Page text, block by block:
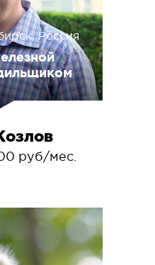
Россия
руб/мес.